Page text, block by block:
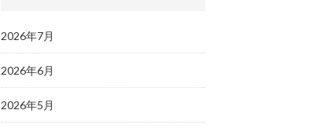
2026年7月
2026年6月
2026年5月